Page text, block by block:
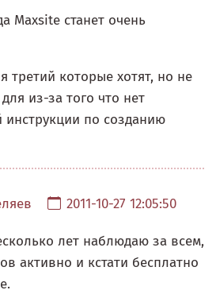
Maxsite станет очень
третий которые хотят, но не
из-за того что нет
инструкции по созданию
2011-10-27 12:05:50
лет наблюдаю за всем,
активно и кстати бесплатно